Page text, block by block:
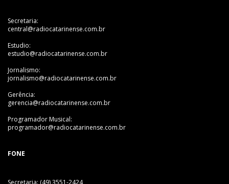
Secretaria:
central@radiocatarinense.com.br
Estudio:
estudio@radiocatarinense.com.br
Jornalismo:
jornalismo@radiocatarinense.com.br
Gerência:
gerencia@radiocatarinense.com.br
Programador Musical:
programador@radiocatarinense.com.br
FONE
Secretaria: (49) 3551-2424